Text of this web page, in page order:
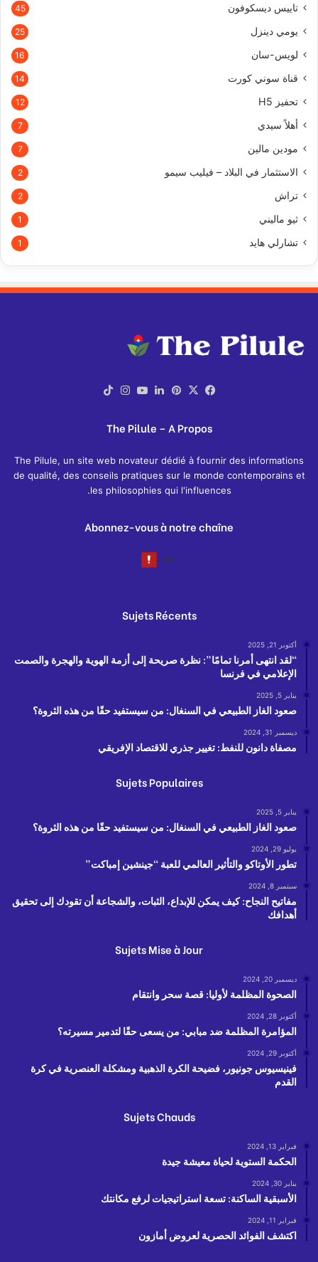
تاييس ديسكوفون 45
يومي دينزل 25
لويس-سان 16
قناة سوني كورت 14
تحفيز H5 12
أهلاً سيدي 7
مودين مالين 7
الاستثمار في البلاد – فيليب سيمو 2
تراش 2
ثيو ماليني 1
تشارلي هايد 1
فيسبوك
X بينتيريست
لينكدإنيوتيوبانستقرام
The Pilule – A Propos
The Pilule, un site web novateur dédié à fournir des informations
de qualité, des conseils pratiques sur le monde contemporains et
les philosophies qui l'influences.
Abonnez-vous à notre chaîne
Sujets Récents
أكتوبر 21, 2025
“لقد انتهى أمرنا تمامًا”: نظرة صريحة إلى أزمة الهوية والهجرة والصمت
الإعلامي في فرنسا
يناير 5, 2025
صعود الغاز الطبيعي في السنغال: من سيستفيد حقًا من هذه الثروة؟
ديسمبر 31, 2024
مصفاة دانون للنفط: تغيير جذري للاقتصاد الإفريقي
Sujets Populaires
يناير 5, 2025
صعود الغاز الطبيعي في السنغال: من سيستفيد حقًا من هذه الثروة؟
يوليو 29, 2024
تطور الأوتاكو والتأثير العالمي للعبة “جينشين إمباكت”
سبتمبر 8, 2024
مفاتيح النجاح: كيف يمكن للإبداع، الثبات، والشجاعة أن تقودك إلى تحقيق
أهدافك
Sujets Mise à Jour
ديسمبر 20, 2024
الصحوة المظلمة لأوليا: قصة سحر وانتقام
أكتوبر 28, 2024
المؤامرة المظلمة ضد مبابي: من يسعى حقًا لتدمير مسيرته؟
أكتوبر 29, 2024
فينيسيوس جونيور، فضيحة الكرة الذهبية ومشكلة العنصرية في كرة
القدم
Sujets Chauds
فبراير 13, 2024
الحكمة الستوية لحياة معيشة جيدة
يناير 30, 2024
الأسبقية الساكنة: تسعة استراتيجيات لرفع مكانتك
فبراير 11, 2024
اكتشف الفوائد الحصرية لعروض أمازون